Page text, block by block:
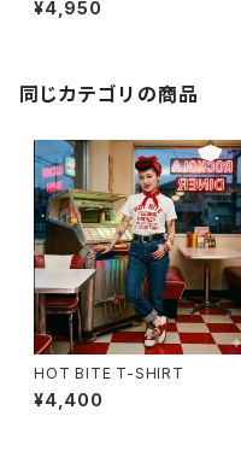
¥4,950
同じカテゴリの商品
HOT BITE T-SHIRT
¥4,400